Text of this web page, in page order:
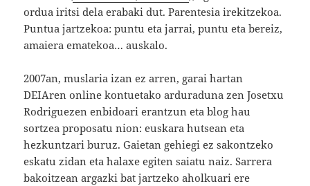
ordua iritsi dela erabaki dut. Parentesia irekitzekoa.
Puntua jartzekoa: puntu eta jarrai, puntu eta bereiz,
amaiera ematekoa… auskalo.
2007an, muslaria izan ez arren, garai hartan
DEIAren online kontuetako arduraduna zen Josetxu
Rodriguezen enbidoari erantzun eta blog hau
sortzea proposatu nion: euskara hutsean eta
hezkuntzari buruz. Gaietan gehiegi ez sakontzeko
eskatu zidan eta halaxe egiten saiatu naiz. Sarrera
bakoitzean argazki bat jartzeko aholkuari ere